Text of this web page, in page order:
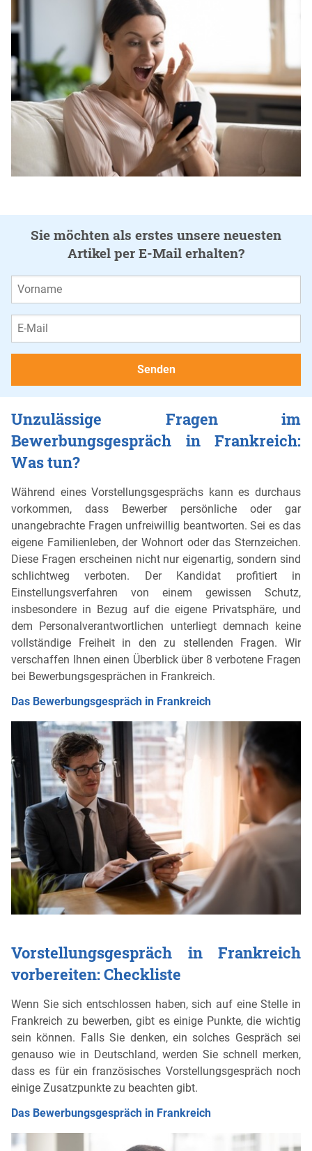
Sie möchten als erstes unsere neuesten
Artikel per E-Mail erhalten?
Unzulässige Fragen im
Bewerbungsgespräch in Frankreich:
Was tun?
Während eines Vorstellungsgesprächs kann es durchaus
vorkommen, dass Bewerber persönliche oder gar
unangebrachte Fragen unfreiwillig beantworten. Sei es das
eigene Familienleben, der Wohnort oder das Sternzeichen.
Diese Fragen erscheinen nicht nur eigenartig, sondern sind
schlichtweg verboten. Der Kandidat profitiert in
Einstellungsverfahren von einem gewissen Schutz,
insbesondere in Bezug auf die eigene Privatsphäre, und
dem Personalverantwortlichen unterliegt demnach keine
vollständige Freiheit in den zu stellenden Fragen. Wir
verschaffen Ihnen einen Überblick über 8 verbotene Fragen
bei Bewerbungsgesprächen in Frankreich.
Das Bewerbungsgespräch in Frankreich
Vorstellungsgespräch in Frankreich
vorbereiten: Checkliste
Wenn Sie sich entschlossen haben, sich auf eine Stelle in
Frankreich zu bewerben, gibt es einige Punkte, die wichtig
sein können. Falls Sie denken, ein solches Gespräch sei
genauso wie in Deutschland, werden Sie schnell merken,
dass es für ein französisches Vorstellungsgespräch noch
einige Zusatzpunkte zu beachten gibt.
Das Bewerbungsgespräch in Frankreich